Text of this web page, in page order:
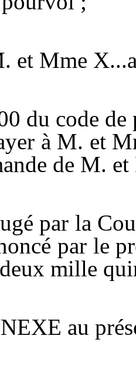
et Mme
du code
à M. et
de M.
par la
par le
mille
au